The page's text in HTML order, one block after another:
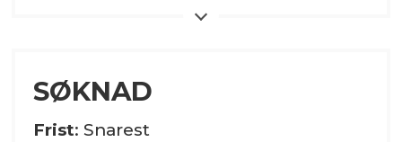
SØKNAD
Frist: Snarest